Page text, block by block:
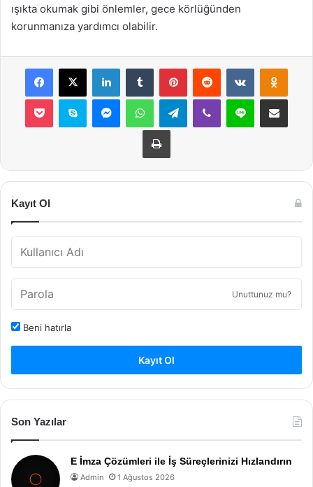
ışıkta okumak gibi önlemler, gece körlüğünden
korunmanıza yardımcı olabilir.
Facebook
X LinkedInTumblr PinterestReddit VKontakte
Pocket Skype MessengerWhatsAppTelegramViber Line E-Posta ile
Yazdır
Kayıt Ol
Unuttunuz mu?
Beni hatırla
Kayıt Ol
Son Yazılar
E İmza Çözümleri ile İş Süreçlerinizi Hızlandırın
Admin 1 Ağustos 2026